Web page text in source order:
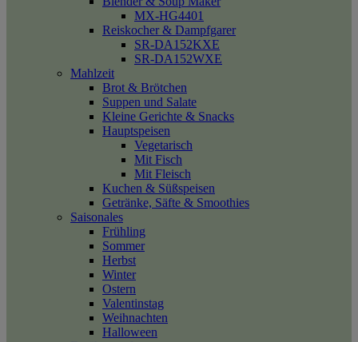
MX-HG4401
Reiskocher & Dampfgarer
SR-DA152KXE
SR-DA152WXE
Mahlzeit
Brot & Brötchen
Suppen und Salate
Kleine Gerichte & Snacks
Hauptspeisen
Vegetarisch
Mit Fisch
Mit Fleisch
Kuchen & Süßspeisen
Getränke, Säfte & Smoothies
Saisonales
Frühling
Sommer
Herbst
Winter
Ostern
Valentinstag
Weihnachten
Halloween